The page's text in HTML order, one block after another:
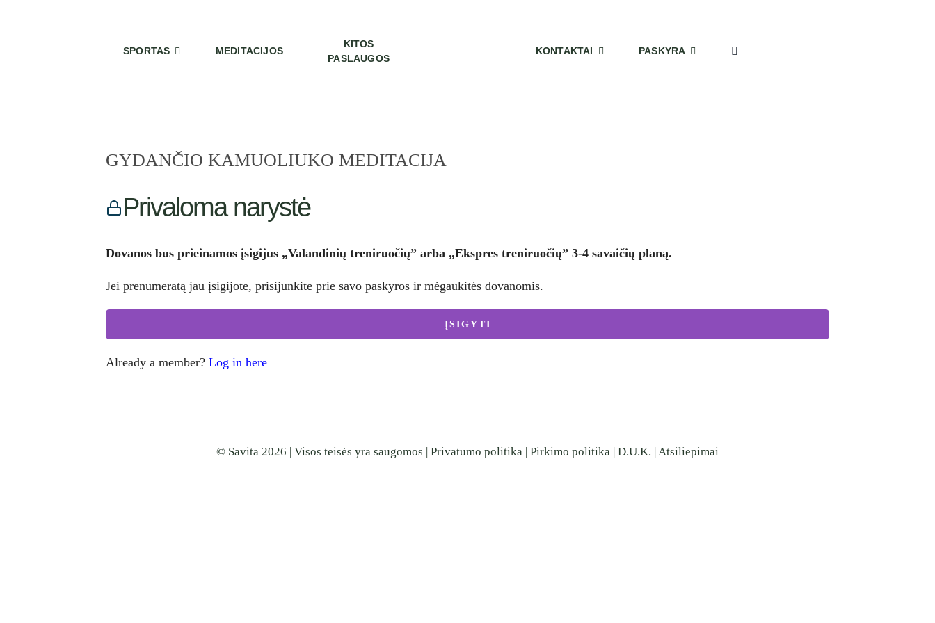
SPORTAS MEDITACIJOS
KITOS
PASLAUGOS
KONTAKTAI PASKYRA
GYDANČIO KAMUOLIUKO MEDITACIJA
Privaloma narystė
Dovanos bus prieinamos įsigijus „Valandinių treniruočių” arba „Ekspres treniruočių” 3-4 savaičių planą.
Jei prenumeratą jau įsigijote, prisijunkite prie savo paskyros ir mėgaukitės dovanomis.
ĮSIGYTI
Already a member? Log in here
© Savita 2026 | Visos teisės yra saugomos | Privatumo politika Pirkimo politika D.U.K. Atsiliepimai